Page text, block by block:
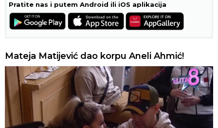
Pratite nas i putem Android ili iOS aplikacija
Mateja Matijević dao korpu Aneli Ahmić!